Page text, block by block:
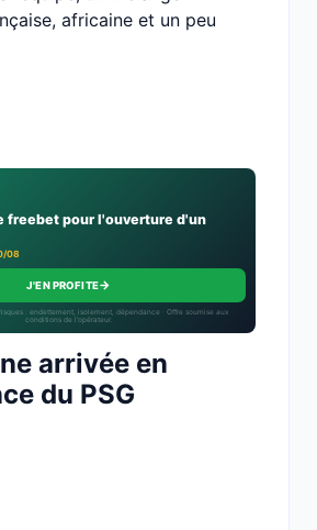
africaine et un peu
freebet pour l'ouverture d'un
08
J'EN PROFITE→
: endettement, isolement, dépendance · Offre soumise aux
conditions de l’opérateur.
arrivée en
du PSG